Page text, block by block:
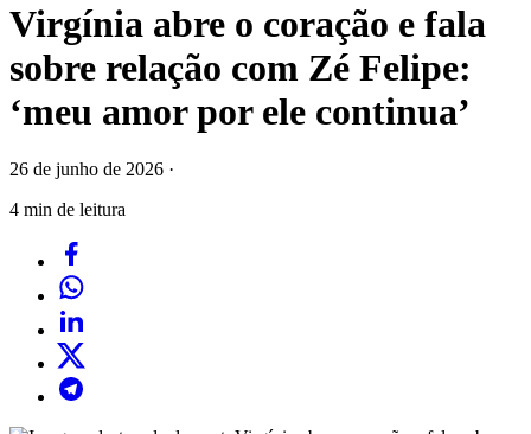
Virgínia abre o coração e fala
sobre relação com Zé Felipe:
‘meu amor por ele continua’
26 de junho de 2026 ·
4 min de leitura